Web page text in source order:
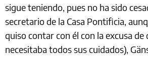
sigue teniendo, pues no ha sido
secretario de la Casa Pontificia,
quiso contar con él con la excusa
necesitaba todos sus cuidados),